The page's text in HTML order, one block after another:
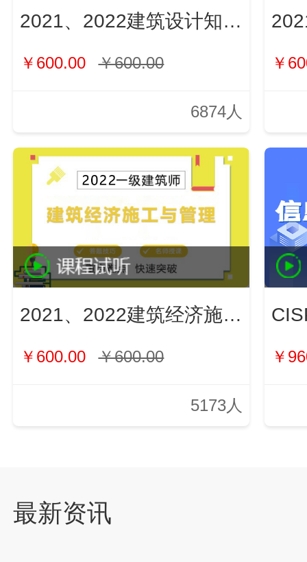
2021、2022建筑设计知识（新）
￥600.00 ￥600.00
6874人
￥
2021、2022建筑经济施工与管理（新）
￥600.00 ￥600.00
5173人
￥
最新资讯